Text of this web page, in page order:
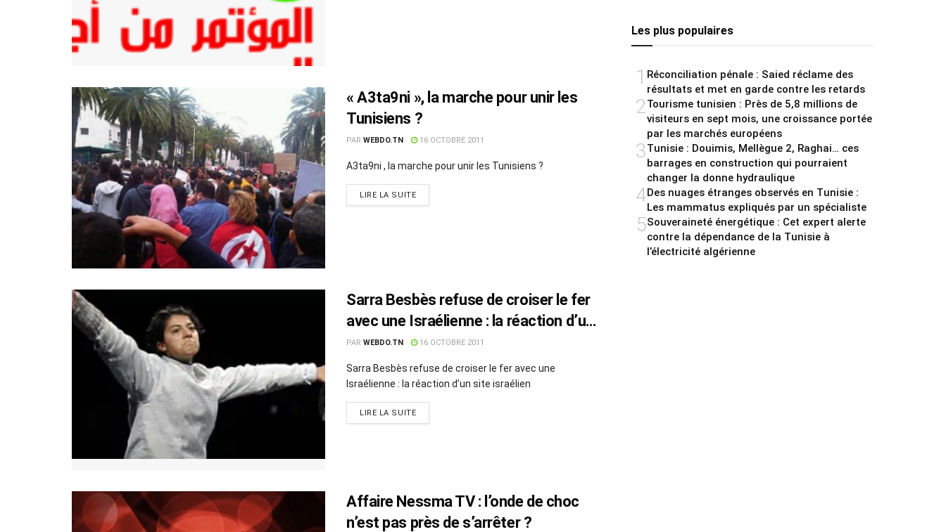
« A3ta9ni », la marche pour unir les
Tunisiens ?
PAR WEBDO.TN 16 OCTOBRE 2011
A3ta9ni , la marche pour unir les Tunisiens ?
LIRE LA SUITE
Sarra Besbès refuse de croiser le fer
avec une Israélienne : la réaction d’un
site israélien
PAR WEBDO.TN 16 OCTOBRE 2011
Sarra Besbès refuse de croiser le fer avec une
Israélienne : la réaction d’un site israélien
LIRE LA SUITE
Affaire Nessma TV : l’onde de choc
n’est pas près de s’arrêter ?
Les plus populaires
1 Réconciliation pénale : Saied réclame des
résultats et met en garde contre les retards
2Tourisme tunisien : Près de 5,8 millions de
visiteurs en sept mois, une croissance portée
par les marchés européens
3Tunisie : Douimis, Mellègue 2, Raghai… ces
barrages en construction qui pourraient
changer la donne hydraulique
4Des nuages étranges observés en Tunisie :
Les mammatus expliqués par un spécialiste
5Souveraineté énergétique : Cet expert alerte
contre la dépendance de la Tunisie à
l’électricité algérienne